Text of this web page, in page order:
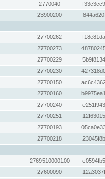
2770040
23900200
27700262
27700273
27700229
27700230
27700150
27700160
27700240
27700251
27700193
27700218
2769510000100
27600090